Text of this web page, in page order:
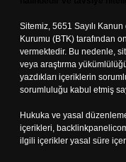
Sitemiz, 5651 Sayılı
Kurumu (BTK) tarafından
vermektedir. Bu nedenle,
veya araştırma
yazdıkları içeriklerin
sorumluluğu kabul etmiş
Hukuka ve yasal
içerikleri,
ilgili içerikler yasal süre